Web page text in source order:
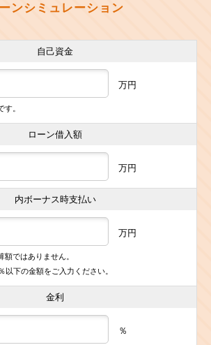
ンシミュレーション
自己資金
万円
。
ローン借入額
万円
内ボーナス時支払い
万円
ではありません。
下の金額をご入力ください。
金利
％